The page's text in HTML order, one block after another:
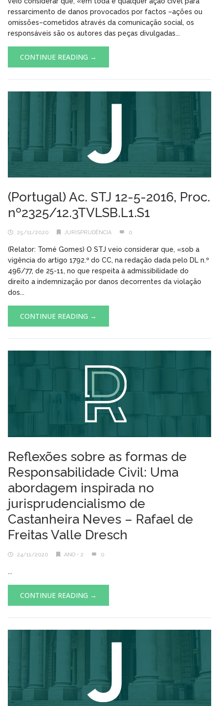
ressarcimento de danos provocados por factos –ações ou
omissões–cometidos através da comunicação social, os
responsáveis são os autores das peças divulgadas...
CONTINUE READING →
(Portugal) Ac. STJ 12-5-2016, Proc.
nº2325/12.3TVLSB.L1.S1
25/11/2020 JURISPRUDÊNCIA 0
(Relator: Tomé Gomes) O STJ veio considerar que, «sob a
vigência do artigo 1792.º do CC, na redação dada pelo DL n.º
496/77, de 25-11, no que respeita à admissibilidade do
direito a indemnização por danos decorrentes da violação
dos...
CONTINUE READING →
Reflexões sobre as formas de
Responsabilidade Civil: Uma
abordagem inspirada no
jurisprudencialismo de
Castanheira Neves – Rafael de
Freitas Valle Dresch
24/11/2020 ANO - 2 0
...
CONTINUE READING →